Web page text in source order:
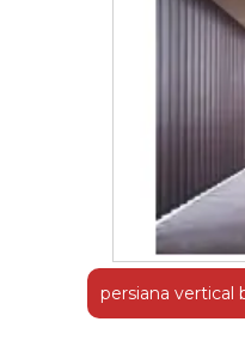
persiana vertical